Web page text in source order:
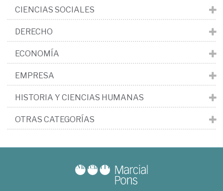
CIENCIAS SOCIALES
DERECHO
ECONOMÍA
EMPRESA
HISTORIA Y CIENCIAS HUMANAS
OTRAS CATEGORÍAS